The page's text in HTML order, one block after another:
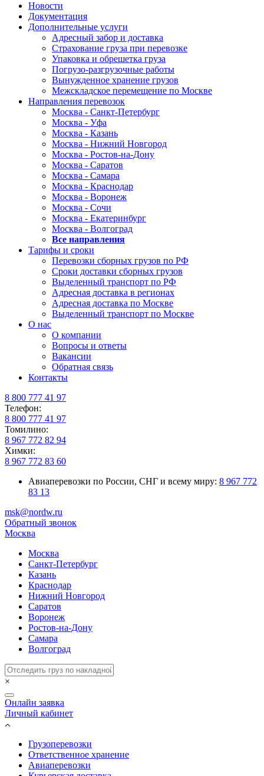
Новости
Документация
Дополнительные услуги
Адресный забор и доставка
Страхование груза при перевозке
Упаковка и обрешетка груза
Погрузо-разгрузочные работы
Вынужденное хранение грузов
Межскладское перемещение по Москве
Направления перевозок
Москва - Санкт-Петербург
Москва - Уфа
Москва - Казань
Москва - Нижний Новгород
Москва - Ростов-на-Дону
Москва - Саратов
Москва - Самара
Москва - Краснодар
Москва - Воронеж
Москва - Сочи
Москва - Екатеринбург
Москва - Волгоград
Все направления
Тарифы и сроки
Перевозки сборных грузов по РФ
Сроки доставки сборных грузов
Выделенный транспорт по РФ
Адресная доставка в регионах
Адресная доставка по Москве
Выделенный транспорт по Москве
О нас
О компании
Вопросы и ответы
Вакансии
Обратная связь
Контакты
8 800 777 41 97
Телефон:
8 800 777 41 97
Томилино:
8 967 772 82 94
Химки:
8 967 772 83 60
Авиаперевозки по России, СНГ и всему миру: 8 967 772
83 13
msk@nordw.ru
Обратный звонок
Москва
Москва
Санкт-Петербург
Казань
Краснодар
Нижний Новгород
Саратов
Воронеж
Ростов-на-Дону
Самара
Волгоград
×
Онлайн заявка
Личный кабинет
Грузоперевозки
Ответственное хранение
Авиаперевозки